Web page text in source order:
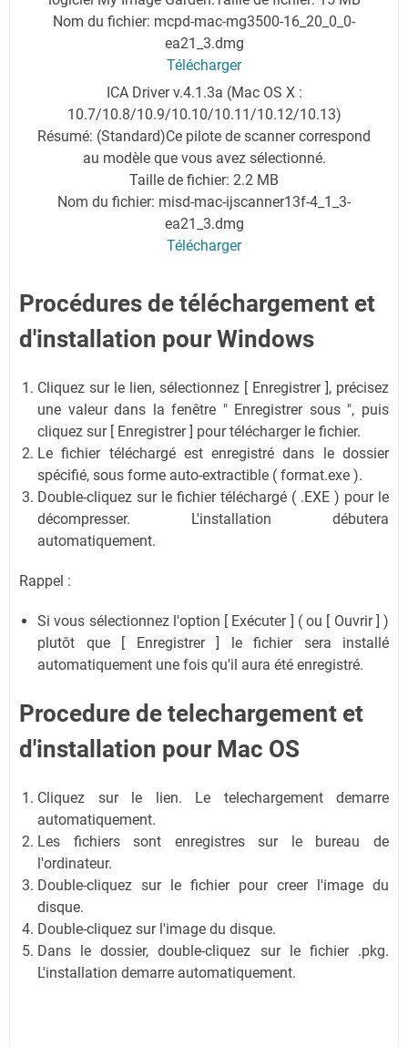
Nom du fichier: mcpd-mac-mg3500-16_20_0_0-
ea21_3.dmg
Télécharger
ICA Driver v.4.1.3a (Mac OS X :
10.7/10.8/10.9/10.10/10.11/10.12/10.13)
Résumé: (Standard)Ce pilote de scanner correspond
au modèle que vous avez sélectionné.
Taille de fichier: 2.2 MB
Nom du fichier: misd-mac-ijscanner13f-4_1_3-
ea21_3.dmg
Télécharger
Procédures de téléchargement et
d'installation pour Windows
Cliquez sur le lien, sélectionnez [ Enregistrer ], précisez
une valeur dans la fenêtre " Enregistrer sous ", puis
cliquez sur [ Enregistrer ] pour télécharger le fichier.
Le fichier téléchargé est enregistré dans le dossier
spécifié, sous forme auto-extractible ( format.exe ).
Double-cliquez sur le fichier téléchargé ( .EXE ) pour le
décompresser. L'installation débutera
automatiquement.
Rappel :
Si vous sélectionnez l'option [ Exécuter ] ( ou [ Ouvrir ] )
plutôt que [ Enregistrer ] le fichier sera installé
automatiquement une fois qu'il aura été enregistré.
Procedure de telechargement et
d'installation pour Mac OS
Cliquez sur le lien. Le telechargement demarre
automatiquement.
Les fichiers sont enregistres sur le bureau de
l'ordinateur.
Double-cliquez sur le fichier pour creer l'image du
disque.
Double-cliquez sur l'image du disque.
Dans le dossier, double-cliquez sur le fichier .pkg.
L'installation demarre automatiquement.